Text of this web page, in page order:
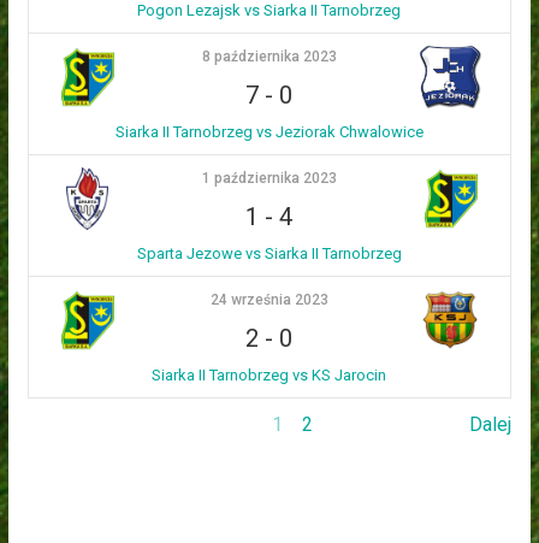
Pogon Lezajsk vs Siarka II Tarnobrzeg
8 października 2023
7 - 0
Siarka II Tarnobrzeg vs Jeziorak Chwalowice
1 października 2023
1 -4
Sparta Jezowe vs Siarka II Tarnobrzeg
24 września 2023
2 - 0
Siarka II Tarnobrzeg vs KS Jarocin
1 2 Dalej